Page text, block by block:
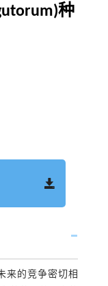
种
来的竞争密切相